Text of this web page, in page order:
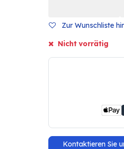
Zur Wunschliste
Nicht vorrätig
Kontaktieren Sie